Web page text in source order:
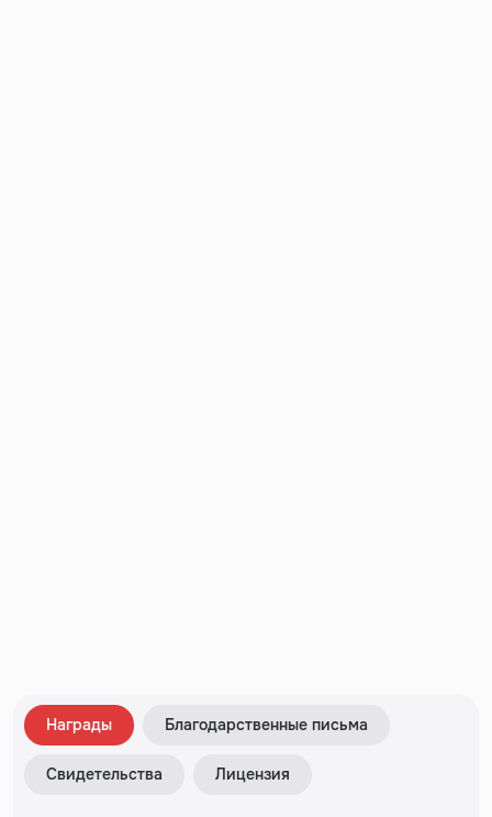
Награды Благодарственные письма
Свидетельства Лицензия